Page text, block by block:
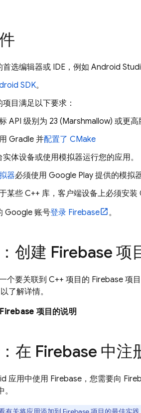
首选编辑器或 IDE，例如 Android
SDK。
目满足以下要求：
API 级别为 23 (Marshmallow) 或更高
Gradle 并配置了 CMake
体设备或使用模拟器运行您的应用。
器必须使用 Google Play 提供的模拟器
某些 C++ 库，客户端设备上必须安
Google 账号登录 Firebase 。
：创建 Firebase 项
个要关联到 C++ 项目的 Firebase 项
以了解详情。
项目的说明
：在 Firebase 中注
应用中使用 Firebase，您需要向